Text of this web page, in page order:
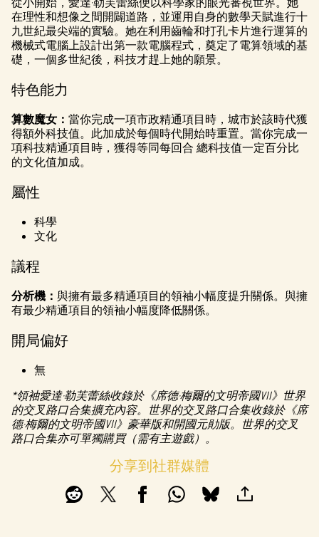
c
e
p
t
&
P
y
點擊
「播
放」
即表
示你
同意
YouTu
be的
隱私
權政
策，
並同
在理性和想像之間開闢道路，並運用自身的數學天賦進行十
九世紀最尖端的實驗。她在利用齒輪和打孔卡片進行運算的
機械式電腦上設計出第一款電腦程式，奠定了電算領域的基
礎，一個多世紀後，科技才趕上她的願景。
特色能力
算數魔女： 當你完成一項市政精通項目時，城市於該時代獲
得額外科技值。此加成於每個時代開始時重置。當你完成一
項科技精通項目時，獲得等同每回合 總科技值一定百分比
的文化值加成。
屬性
科學
文化
議程
分析機： 與擁有最多精通項目的領袖小幅度提升關係。與擁
有最少精通項目的領袖小幅度降低關係。
開局偏好
無
*領袖愛達·勒芙蕾絲收錄於《席德·梅爾的文明帝國VII》世界
的交叉路口合集擴充內容。世界的交叉路口合集收錄於《席
德·梅爾的文明帝國VII》豪華版和開國元勛版。世界的交叉
路口合集亦可單獨購買（需有主遊戲）。
分享到社群媒體